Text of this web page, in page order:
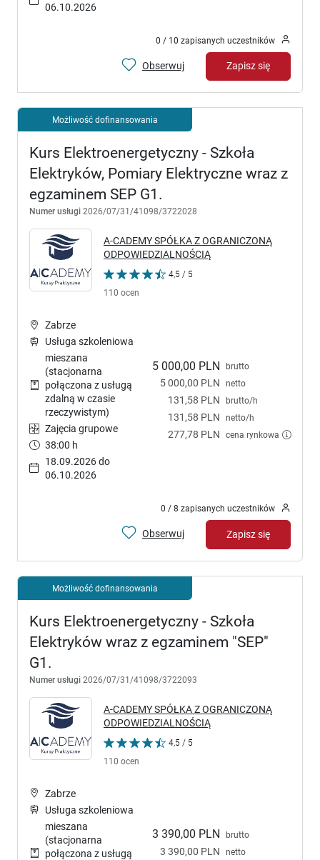
06.10.2026
0 / 10 zapisanych uczestników
Obserwuj Zapisz się
Możliwość dofinansowania
Kurs Elektroenergetyczny - Szkoła
Elektryków, Pomiary Elektryczne wraz z
egzaminem SEP G1.
Numer usługi 2026/07/31/41098/3722028
A-CADEMY SPÓŁKA Z OGRANICZONĄ
ODPOWIEDZIALNOŚCIĄ
4,5 / 5
110 ocen
5 000,00 PLN brutto
5 000,00 PLN netto
131,58 PLN brutto/h
131,58 PLN netto/h
277,78 PLN cena rynkowa
Zabrze
Usługa szkoleniowa
mieszana
(stacjonarna
połączona z usługą
zdalną w czasie
rzeczywistym)
Zajęcia grupowe
38:00 h
18.09.2026 do
06.10.2026
0 / 8 zapisanych uczestników
Obserwuj Zapisz się
Możliwość dofinansowania
Kurs Elektroenergetyczny - Szkoła
Elektryków wraz z egzaminem "SEP"
G1.
Numer usługi 2026/07/31/41098/3722093
A-CADEMY SPÓŁKA Z OGRANICZONĄ
ODPOWIEDZIALNOŚCIĄ
4,5 / 5
110 ocen
3 390,00 PLN brutto
3 390,00 PLN netto
Zabrze
Usługa szkoleniowa
mieszana
(stacjonarna
połączona z usługą